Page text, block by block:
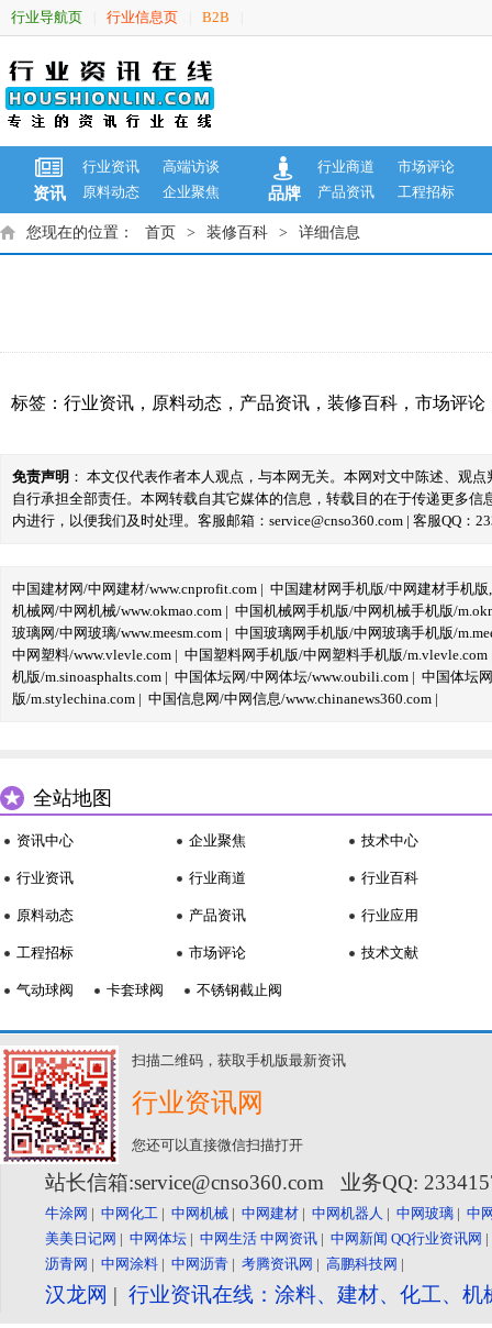
行业导航页 行业信息页 B2B
资讯
行业资讯
高端访谈
原料动态
企业聚焦 品牌
行业商道
市场评论
产品资讯
工程招标
您现在的位置： 首页 > 装修百科 > 详细信息
标签： 行业资讯 ， 原料动态 ， 产品资讯 ， 装修百科 ， 市场评论
免责声明 ： 本文仅代表作者本人观点，与本网无关。本网对文中陈述、观
自行承担全部责任。本网转载自其它媒体的信息，转载目的在于传递更多
内进行，以便我们及时处理。客服邮箱：service@cnso360.com | 客服QQ：
中国建材网/中网建材/www.cnprofit.com | 中国建材网手机版/中网建材手机版
机械网/中网机械/www.okmao.com | 中国机械网手机版/中网机械手机版/
玻璃网/中网玻璃/www.meesm.com | 中国玻璃网手机版/中网玻璃手机版/
中网塑料/www.vlevle.com | 中国塑料网手机版/中网塑料手机版/m.vlevle.com
机版/m.sinoasphalts.com | 中国体坛网/中网体坛/www.oubili.com | 中国体坛
版/m.stylechina.com | 中国信息网/中网信息/www.chinanews360.com |
全站地图
资讯中心
行业资讯
原料动态
工程招标
企业聚焦
行业商道
产品资讯
市场评论
技术中心
行业百科
行业应用
技术文献
气动球阀 卡套球阀 不锈钢截止阀
扫描二维码，获取手机版最新资讯
行业资讯网
您还可以直接微信扫描打开
站长信箱:service@cnso360.com 业务QQ:
牛涂网 | 中网化工 | 中网机械 | 中网建材 | 中网机器人 | 中网玻璃 | 中
美美日记网 | 中网体坛 | 中网生活 中网资讯 | 中网新闻 QQ行业资讯网
沥青网 | 中网涂料 | 中网沥青 | 考腾资讯网 | 高鹏科技网 |
汉龙网 | 行业资讯在线：涂料、建材、化工、